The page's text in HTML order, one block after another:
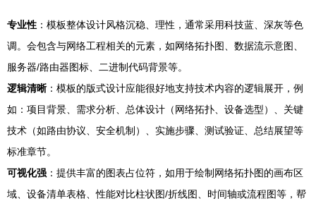
专业性 ：模板整体设计风格沉稳、理性，通常采用科技蓝、深灰等色
调。会包含与网络工程相关的元素，如网络拓扑图、数据流示意图、
服务器/路由器图标、二进制代码背景等。
逻辑清晰：模板的版式设计应能很好地支持技术内容的逻辑展开，例
如：项目背景、需求分析、总体设计（网络拓扑、设备选型）、关键
技术（如路由协议、安全机制）、实施步骤、测试验证、总结展望等
标准章节。
可视化强 ：提供丰富的图表占位符，如用于绘制网络拓扑图的画布区
域、设备清单表格、性能对比柱状图/折线图、时间轴或流程图等，帮